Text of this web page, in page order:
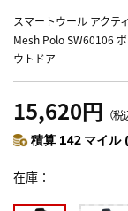
スマートウール アク
Mesh Polo SW60106
ウトドア
15,620円 （税
積算 142 マイル
在庫